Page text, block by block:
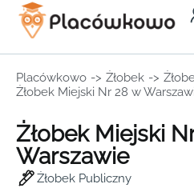
Placówkowo -> Żłobek ->
Żłobek Miejski Nr 28 w
Żłobek Miejski
Warszawie
Żłobek Publiczny